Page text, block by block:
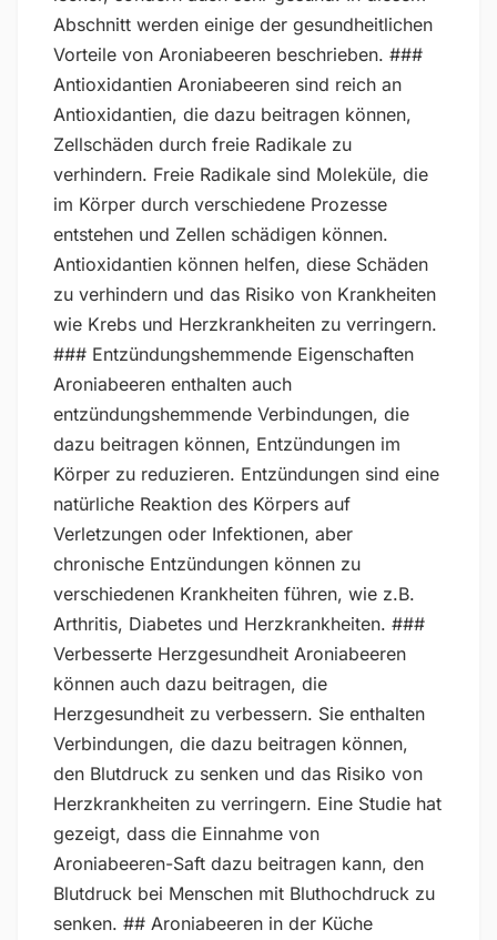
Abschnitt werden einige der gesundheitlichen
Vorteile von Aroniabeeren beschrieben. ###
Antioxidantien Aroniabeeren sind reich an
Antioxidantien, die dazu beitragen können,
Zellschäden durch freie Radikale zu
verhindern. Freie Radikale sind Moleküle, die
im Körper durch verschiedene Prozesse
entstehen und Zellen schädigen können.
Antioxidantien können helfen, diese Schäden
zu verhindern und das Risiko von Krankheiten
wie Krebs und Herzkrankheiten zu verringern.
### Entzündungshemmende Eigenschaften
Aroniabeeren enthalten auch
entzündungshemmende Verbindungen, die
dazu beitragen können, Entzündungen im
Körper zu reduzieren. Entzündungen sind eine
natürliche Reaktion des Körpers auf
Verletzungen oder Infektionen, aber
chronische Entzündungen können zu
verschiedenen Krankheiten führen, wie z.B.
Arthritis, Diabetes und Herzkrankheiten. ###
Verbesserte Herzgesundheit Aroniabeeren
können auch dazu beitragen, die
Herzgesundheit zu verbessern. Sie enthalten
Verbindungen, die dazu beitragen können,
den Blutdruck zu senken und das Risiko von
Herzkrankheiten zu verringern. Eine Studie hat
gezeigt, dass die Einnahme von
Aroniabeeren-Saft dazu beitragen kann, den
Blutdruck bei Menschen mit Bluthochdruck zu
senken. ## Aroniabeeren in der Küche